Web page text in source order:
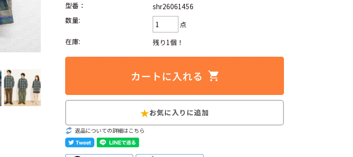
Search by Hotword 今週のHOTワード（7/29〜8/4）
アニメ
Search by Brandブランドから探す
型番：
shr26061456
数量:
点
在庫:
残り1個！
返品についての詳細はこちら